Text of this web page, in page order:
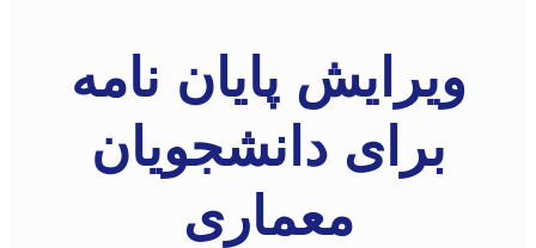
ویرایش پایان نامه
برای دانشجویان
معماری